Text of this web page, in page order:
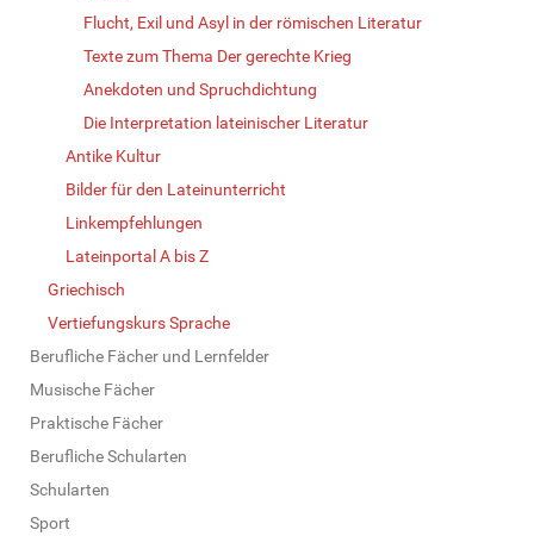
Flucht, Exil und Asyl in der römischen Literatur
Texte zum Thema Der gerechte Krieg
Anekdoten und Spruchdichtung
Die Interpretation lateinischer Literatur
Antike Kultur
Bilder für den Lateinunterricht
Linkempfehlungen
Lateinportal A bis Z
Griechisch
Vertiefungskurs Sprache
Berufliche Fächer und Lernfelder
Musische Fächer
Praktische Fächer
Berufliche Schularten
Schularten
Sport